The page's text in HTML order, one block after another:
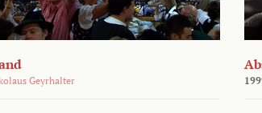
Geyrhalter